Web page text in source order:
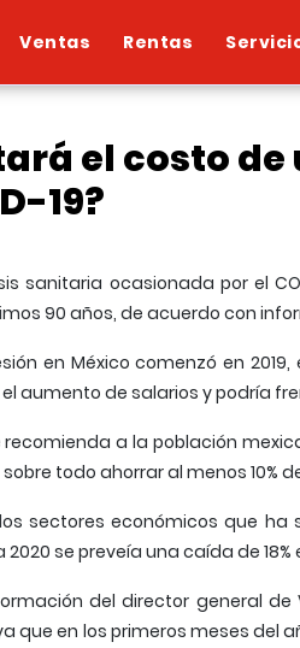
Ventas Rentas
el costo
19?
sanitaria ocasionada por el
90 años, de acuerdo con
en México comenzó en
aumento de salarios y podría
a la población
todo ahorrar al menos 10%
sectores económicos que
2020 se preveía una caída de
del director general
que en los primeros meses